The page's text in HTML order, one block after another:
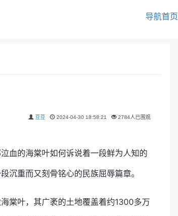
导航首页
豆豆 2024-04-30 18:58:21 2784人已围观
血的海棠叶如何诉说着一段鲜为人知的
沉重而又刻骨铭心的民族屈辱篇章。
棠叶，其广袤的土地覆盖着约1300多万